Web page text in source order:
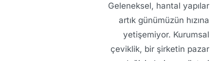
Geleneksel, hantal yapılar
artık günümüzün hızına
yetişemiyor. Kurumsal
çeviklik, bir şirketin pazar